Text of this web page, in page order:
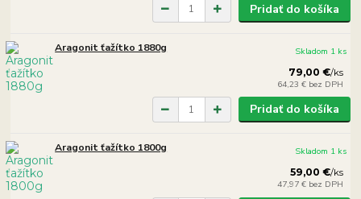
Pridať do košíka
Aragonit ťažítko 1880g
79,00 €/ks
64,23 € bez DPH
Skladom 1 ks
Pridať do košíka
Aragonit ťažítko 1800g
59,00 €/ks
47,97 € bez DPH
Skladom 1 ks